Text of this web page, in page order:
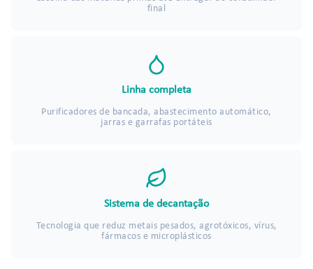
final
Linha completa
Purificadores de bancada, abastecimento automático,
jarras e garrafas portáteis
Sistema de decantação
Tecnologia que reduz metais pesados, agrotóxicos, vírus,
fármacos e microplásticos